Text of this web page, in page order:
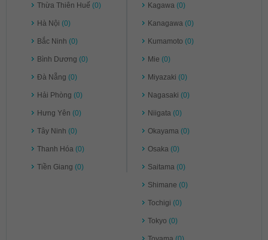
Thừa Thiên Huế (0)
Hà Nội (0)
Bắc Ninh (0)
Bình Dương (0)
Đà Nẵng (0)
Hải Phòng (0)
Hưng Yên (0)
Tây Ninh (0)
Thanh Hóa (0)
Tiền Giang (0)
Kagawa (0)
Kanagawa (0)
Kumamoto (0)
Mie (0)
Miyazaki (0)
Nagasaki (0)
Niigata (0)
Okayama (0)
Osaka (0)
Saitama (0)
Shimane (0)
Tochigi (0)
Tokyo (0)